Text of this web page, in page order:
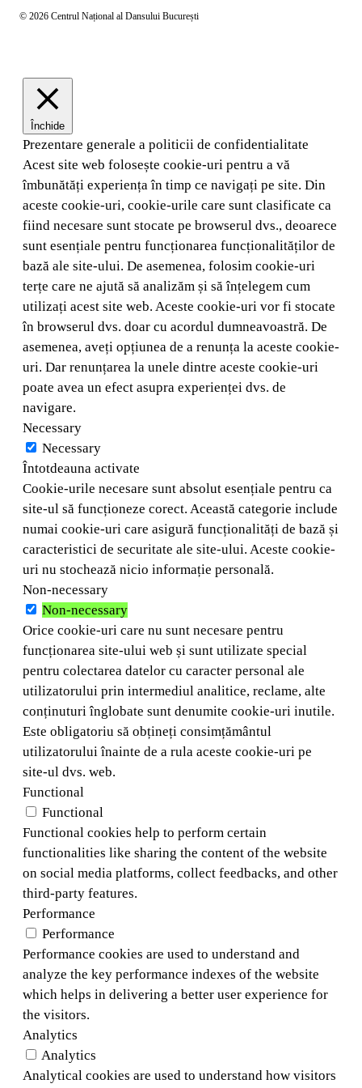
© 2026 Centrul Național al Dansului București
Închide
Prezentare generale a politicii de confidentialitate
Acest site web folosește cookie-uri pentru a vă
îmbunătăți experiența în timp ce navigați pe site. Din
aceste cookie-uri, cookie-urile care sunt clasificate ca
fiind necesare sunt stocate pe browserul dvs., deoarece
sunt esențiale pentru funcționarea funcționalităților de
bază ale site-ului. De asemenea, folosim cookie-uri
terțe care ne ajută să analizăm și să înțelegem cum
utilizați acest site web. Aceste cookie-uri vor fi stocate
în browserul dvs. doar cu acordul dumneavoastră. De
asemenea, aveți opțiunea de a renunța la aceste cookie-
uri. Dar renunțarea la unele dintre aceste cookie-uri
poate avea un efect asupra experienței dvs. de
navigare.
Necessary
Necessary
Întotdeauna activate
Cookie-urile necesare sunt absolut esențiale pentru ca
site-ul să funcționeze corect. Această categorie include
numai cookie-uri care asigură funcționalități de bază și
caracteristici de securitate ale site-ului. Aceste cookie-
uri nu stochează nicio informație personală.
Non-necessary
Non-necessary
Orice cookie-uri care nu sunt necesare pentru
funcționarea site-ului web și sunt utilizate special
pentru colectarea datelor cu caracter personal ale
utilizatorului prin intermediul analitice, reclame, alte
conținuturi înglobate sunt denumite cookie-uri inutile.
Este obligatoriu să obțineți consimțământul
utilizatorului înainte de a rula aceste cookie-uri pe
site-ul dvs. web.
Functional
Functional
Functional cookies help to perform certain
functionalities like sharing the content of the website
on social media platforms, collect feedbacks, and other
third-party features.
Performance
Performance
Performance cookies are used to understand and
analyze the key performance indexes of the website
which helps in delivering a better user experience for
the visitors.
Analytics
Analytics
Analytical cookies are used to understand how visitors